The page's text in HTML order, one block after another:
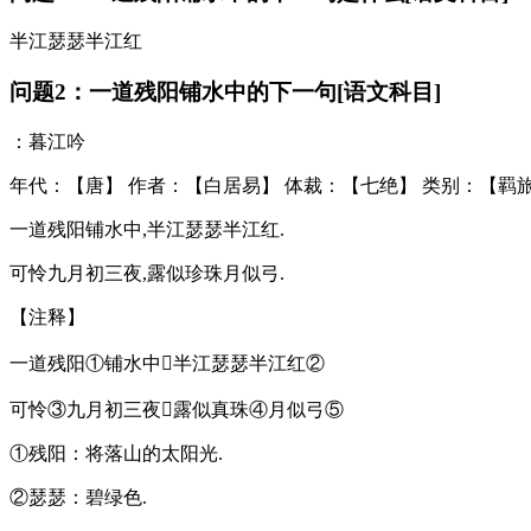
半江瑟瑟半江红
问题2：一道残阳铺水中的下一句[语文科目]
：暮江吟
年代：【唐】 作者：【白居易】 体裁：【七绝】 类别：【羁
一道残阳铺水中,半江瑟瑟半江红.
可怜九月初三夜,露似珍珠月似弓.
【注释】
一道残阳①铺水中半江瑟瑟半江红②
可怜③九月初三夜露似真珠④月似弓⑤
①残阳：将落山的太阳光.
②瑟瑟：碧绿色.